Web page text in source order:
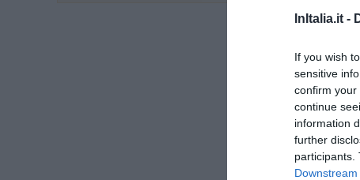
InItalia.it -
If you wish
sensitive
confirm your
continue
information
further
participants.